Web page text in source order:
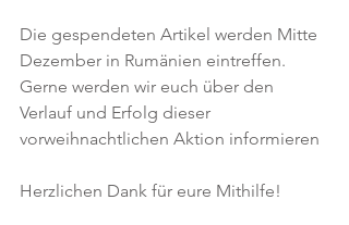
Die gespendeten Artikel werden Mitte
Dezember in Rumänien eintreffen.
Gerne werden wir euch über den
Verlauf und Erfolg dieser
vorweihnachtlichen Aktion informieren
Herzlichen Dank für eure Mithilfe!